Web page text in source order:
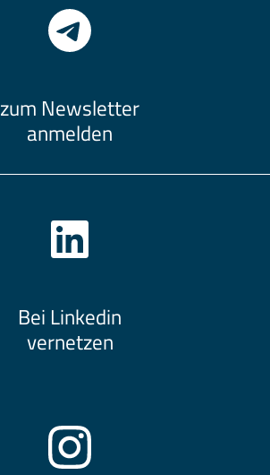
zum Newsletter
anmelden
Bei Linkedin
vernetzen